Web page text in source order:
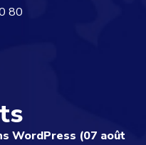
WordPress (07 août